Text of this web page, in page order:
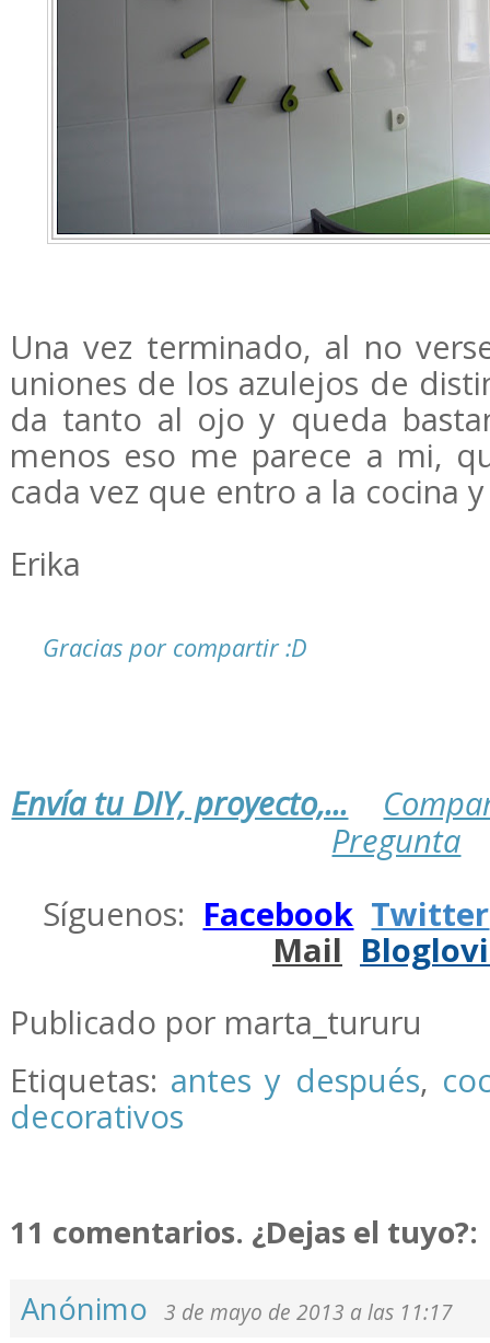
Una vez terminado, al no
uniones de los azulejos de
da tanto al ojo y queda
menos eso me parece a mi,
cada vez que entro a la cocina
Erika
Gracias por compartir :D
Envía tu DIY, proyecto,...
Pregunta
Síguenos: Facebook Twitter
Mail
Publicado por marta_tururu
Etiquetas: antes y después,
decorativos
11 comentarios. ¿Dejas el tuyo?:
Anónimo
3 de mayo de 2013 a las 11:17